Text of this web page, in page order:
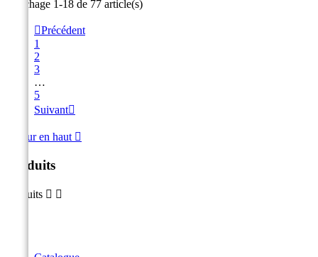
Affichage 1-18 de 77 article(s)
Précédent
1
2
3
…
5
Suivant
Retour en haut 
Produits
Produits  